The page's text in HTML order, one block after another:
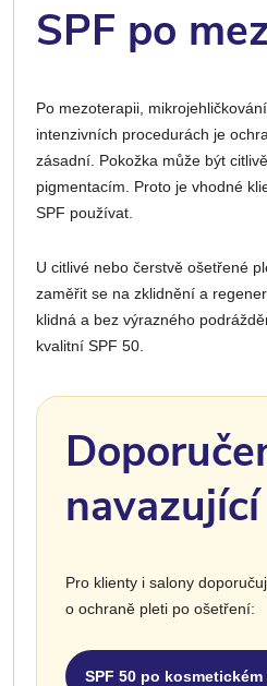
SPF po
Po mezoterapii,
intenzivních procedurách je
zásadní. Pokožka může být
pigmentacím. Proto je vhodné
SPF používat.
U citlivé nebo čerstvě ošetřené
zaměřit se na zklidnění a
klidná a bez výrazného
kvalitní SPF 50.
Pro klienty i salony
o ochraně pleti po ošetření:
SPF 50 po